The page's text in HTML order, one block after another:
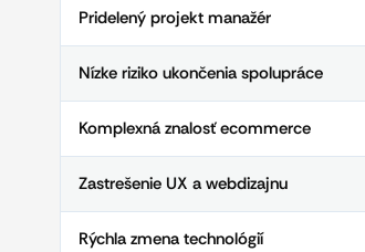
Pridelený projekt manažér
Nízke riziko ukončenia spolupráce
Komplexná znalosť ecommerce
Zastrešenie UX a webdizajnu
Rýchla zmena technológií